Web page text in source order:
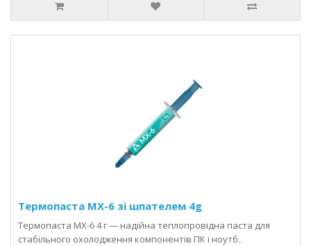
Термопаста MX-6 зі шпателем 4g
Термопаста MX-6 4 г — надійна теплопровідна паста для
стабільного охолодження компонентів ПК і ноутб..